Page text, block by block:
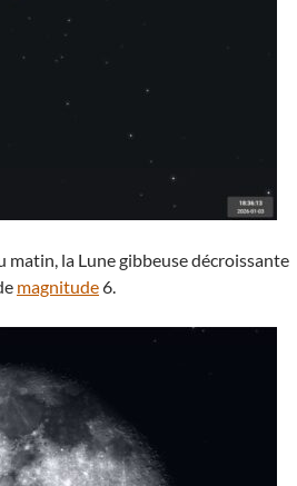
matin, la Lune gibbeuse décroissante
magnitude6.